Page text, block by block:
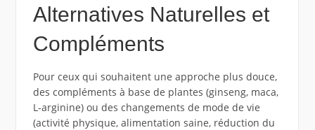
Alternatives Naturelles et
Compléments
Pour ceux qui souhaitent une approche plus douce,
des compléments à base de plantes (ginseng, maca,
L-arginine) ou des changements de mode de vie
(activité physique, alimentation saine, réduction du